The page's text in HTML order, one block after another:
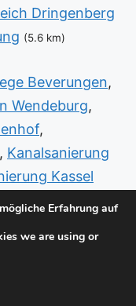
Dringenberg
(5.6 km)
Beverungen,
Wendeburg,
,
, Kanalsanierung
Kassel
Erfahrung auf
we are using or